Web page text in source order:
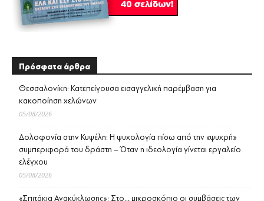
Πρόσφατα άρθρα
Θεσσαλονίκη: Κατεπείγουσα εισαγγελική παρέμβαση για
κακοποίηση χελώνων
05/08/2026
Δολοφονία στην Κυψέλη: Η ψυχολογία πίσω από την «ψυχρή»
συμπεριφορά του δράστη – Όταν η ιδεολογία γίνεται εργαλείο
ελέγχου
05/08/2026
«Σπιτάκια Ανακύκλωσης»: Στο… μικροσκόπιο οι συμβάσεις των